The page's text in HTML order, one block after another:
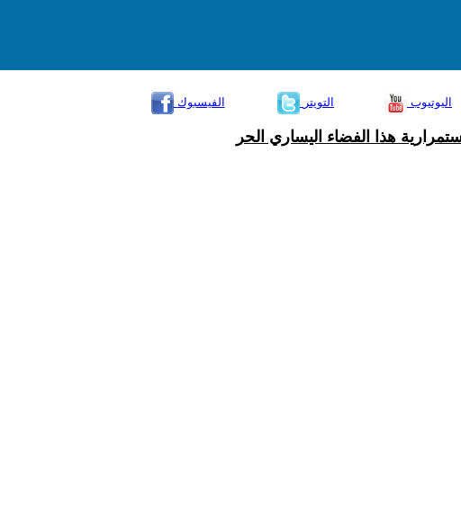
الفيسبوك
التويتر اليوتيوب
هذا الفضاء اليساري الحر